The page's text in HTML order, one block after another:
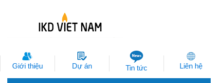
Giới thiệu Dự án Tin tức Liên hệ